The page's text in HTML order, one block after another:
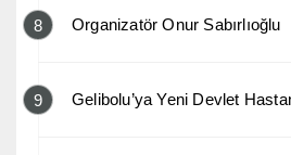
8 Organizatör Onur Sabırlıoğlu
9 Gelibolu’ya Yeni Devlet